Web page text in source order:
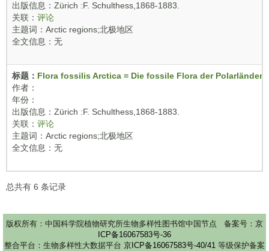
出版信息：Zürich :F. Schulthess,1868-1883.
关联： 评论
主题词：Arctic regions;北极地区
全文信息：无
标题： Flora fossilis Arctica = Die fossile Flora der Polarländer
作者：
年份：
出版信息：Zürich :F. Schulthess,1868-1883.
关联： 评论
主题词：Arctic regions;北极地区
全文信息：无
总共有 6 条记录
版权所有：中国科学院植物研究所生物多样性图书馆中国节点 备案号： 京
ICP备16067583号-36
整合平台：生物多样性大数据平台 京ICP备16067583号-40/41 等级保护备案